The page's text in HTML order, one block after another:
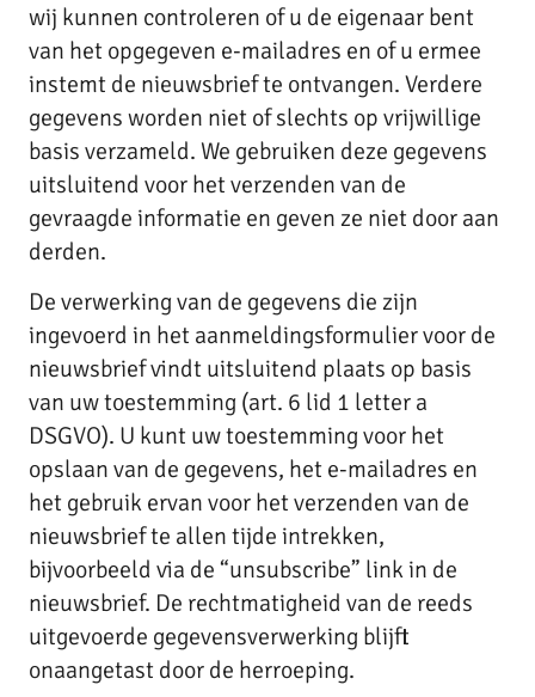
wij kunnen controleren of u de eigenaar bent
van het opgegeven e-mailadres en of u ermee
instemt de nieuwsbrief te ontvangen. Verdere
gegevens worden niet of slechts op vrijwillige
basis verzameld. We gebruiken deze gegevens
uitsluitend voor het verzenden van de
gevraagde informatie en geven ze niet door aan
derden.
De verwerking van de gegevens die zijn
ingevoerd in het aanmeldingsformulier voor de
nieuwsbrief vindt uitsluitend plaats op basis
van uw toestemming (art. 6 lid 1 letter a
DSGVO). U kunt uw toestemming voor het
opslaan van de gegevens, het e-mailadres en
het gebruik ervan voor het verzenden van de
nieuwsbrief te allen tijde intrekken,
bijvoorbeeld via de “unsubscribe” link in de
nieuwsbrief. De rechtmatigheid van de reeds
uitgevoerde gegevensverwerking blijft
onaangetast door de herroeping.